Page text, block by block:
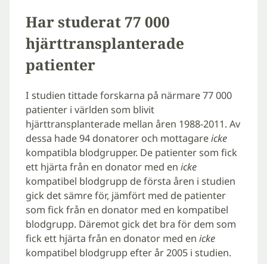
Har studerat 77 000
hjärttransplanterade
patienter
I studien tittade forskarna på närmare 77 000
patienter i världen som blivit
hjärttransplanterade mellan åren 1988-2011. Av
dessa hade 94 donatorer och mottagareicke
kompatibla blodgrupper. De patienter som fick
ett hjärta från en donator med en icke
kompatibel blodgrupp de första åren i studien
gick det sämre för, jämfört med de patienter
som fick från en donator med en kompatibel
blodgrupp. Däremot gick det bra för dem som
fick ett hjärta från en donator med en icke
kompatibel blodgrupp efter år 2005 i studien.